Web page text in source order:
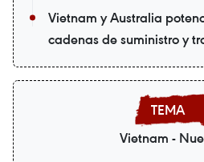
Vietnam y Australia
cadenas de suministro y
Vietnam -